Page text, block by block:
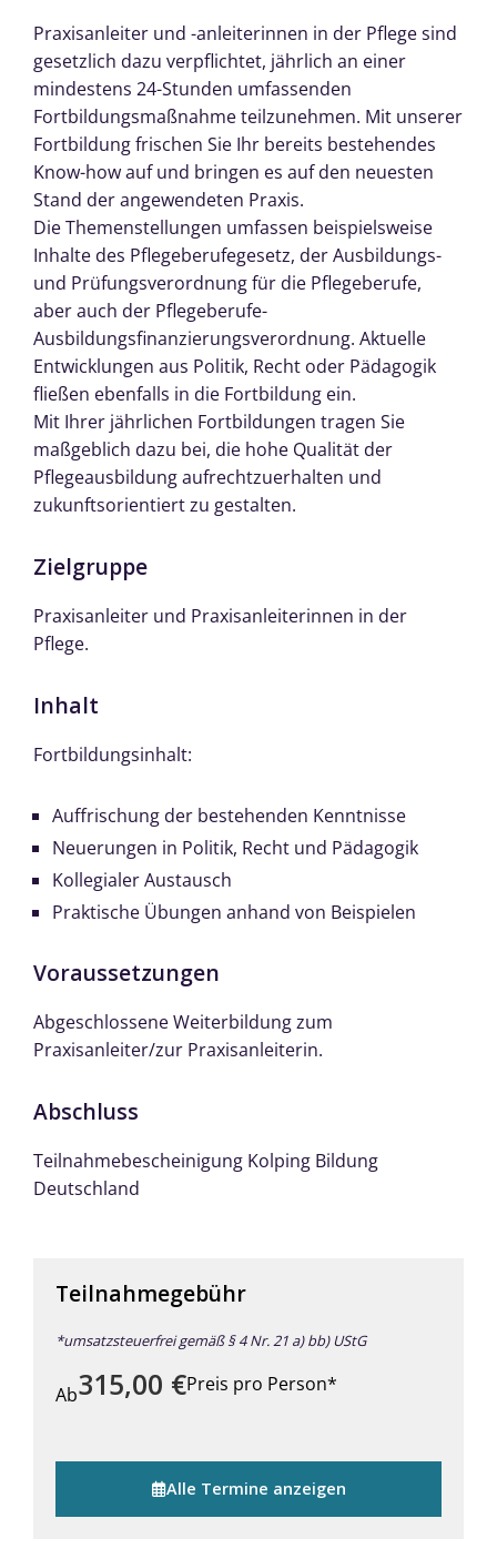
Praxisanleiter und -anleiterinnen in der Pflege sind
gesetzlich dazu verpflichtet, jährlich an einer
mindestens 24-Stunden umfassenden
Fortbildungsmaßnahme teilzunehmen. Mit unserer
Fortbildung frischen Sie Ihr bereits bestehendes
Know-how auf und bringen es auf den neuesten
Stand der angewendeten Praxis.
Die Themenstellungen umfassen beispielsweise
Inhalte des Pflegeberufegesetz, der Ausbildungs-
und Prüfungsverordnung für die Pflegeberufe,
aber auch der Pflegeberufe-
Ausbildungsfinanzierungsverordnung. Aktuelle
Entwicklungen aus Politik, Recht oder Pädagogik
fließen ebenfalls in die Fortbildung ein.
Mit Ihrer jährlichen Fortbildungen tragen Sie
maßgeblich dazu bei, die hohe Qualität der
Pflegeausbildung aufrechtzuerhalten und
zukunftsorientiert zu gestalten.
Zielgruppe
Praxisanleiter und Praxisanleiterinnen in der
Pflege.
Inhalt
Fortbildungsinhalt:
Auffrischung der bestehenden Kenntnisse
Neuerungen in Politik, Recht und Pädagogik
Kollegialer Austausch
Praktische Übungen anhand von Beispielen
Voraussetzungen
Abgeschlossene Weiterbildung zum
Praxisanleiter/zur Praxisanleiterin.
Abschluss
Teilnahmebescheinigung Kolping Bildung
Deutschland
Teilnahmegebühr
*umsatzsteuerfrei gemäß § 4 Nr. 21 a) bb) UStG
Ab315,00 €Preis pro Person*
Alle Termine anzeigen